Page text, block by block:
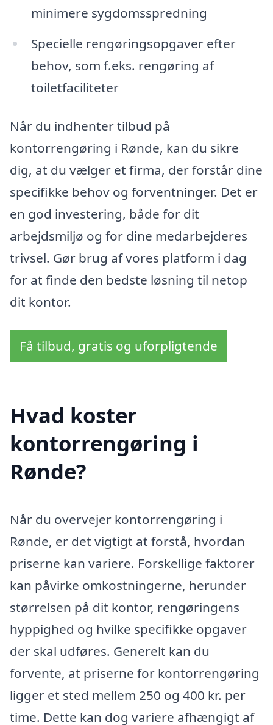
minimere sygdomsspredning
Specielle rengøringsopgaver efter
behov, som f.eks. rengøring af
toiletfaciliteter
Når du indhenter tilbud på
kontorrengøring i Rønde, kan du sikre
dig, at du vælger et firma, der forstår dine
specifikke behov og forventninger. Det er
en god investering, både for dit
arbejdsmiljø og for dine medarbejderes
trivsel. Gør brug af vores platform i dag
for at finde den bedste løsning til netop
dit kontor.
Få tilbud, gratis og uforpligtende
Hvad koster
kontorrengøring i
Rønde?
Når du overvejer kontorrengøring i
Rønde, er det vigtigt at forstå, hvordan
priserne kan variere. Forskellige faktorer
kan påvirke omkostningerne, herunder
størrelsen på dit kontor, rengøringens
hyppighed og hvilke specifikke opgaver
der skal udføres. Generelt kan du
forvente, at priserne for kontorrengøring
ligger et sted mellem 250 og 400 kr. per
time. Dette kan dog variere afhængigt af